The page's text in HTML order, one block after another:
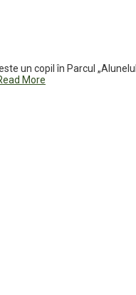
un copil în Parcul
More